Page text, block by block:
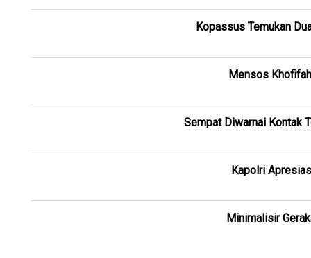
Kopassus Temukan
Mensos
Sempat Diwarnai Kontak
Kapolri
Minimalisir